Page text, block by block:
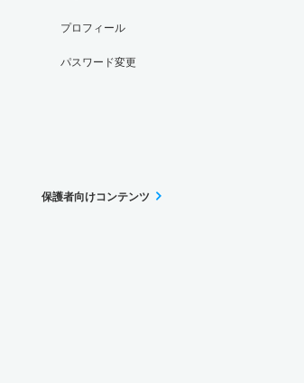
プロフィール
パスワード変更
保護者向けコンテンツ